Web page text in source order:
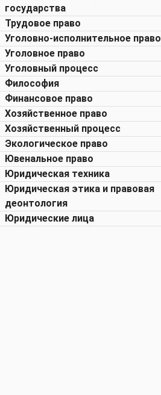
государства
Трудовое право
Уголовно-исполнительное право
Уголовное право
Уголовный процесс
Философия
Финансовое право
Хозяйственное право
Хозяйственный процесс
Экологическое право
Ювенальное право
Юридическая техника
Юридическая этика и правовая
деонтология
Юридические лица